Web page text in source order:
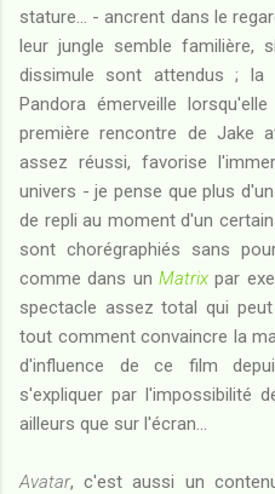
stature... - ancrent dans le
leur jungle semble familière,
dissimule sont attendus ; la
Pandora émerveille
première rencontre de Jake
assez réussi, favorise
univers - je pense que plus
de repli au moment d'un
sont chorégraphiés sans
comme dans un Matrixpar
spectacle assez total qui
tout comment convaincre la
d'influence de ce film
s'expliquer par l'impossibilité
ailleurs que sur l'écran...
Avatar, c'est aussi un